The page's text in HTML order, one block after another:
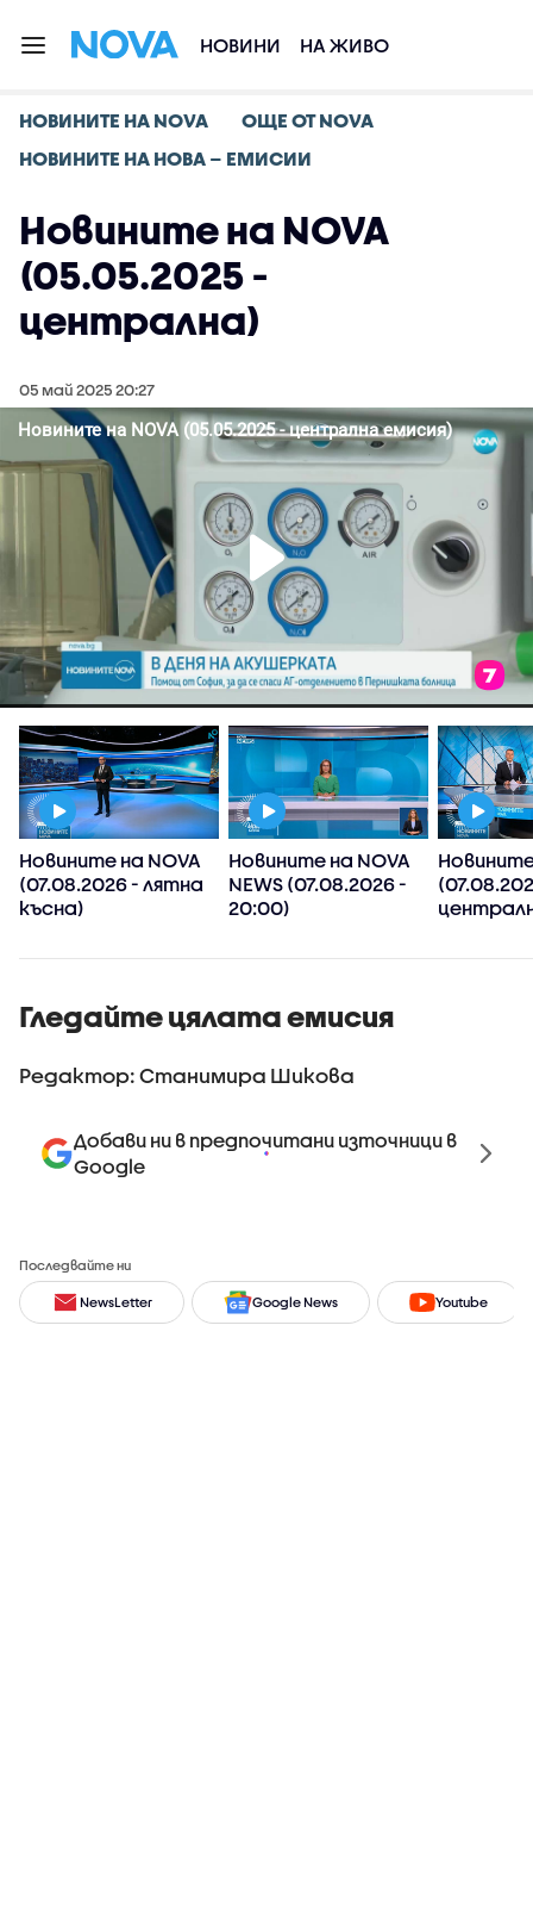
НОВИНИ НА ЖИВО
НОВИНИТЕ НА NOVA
ОЩЕ ОТ NOVA
НОВИНИТЕ НА НОВА – ЕМИСИИ
Новините на NOVA
(05.05.2025 -
централна)
05 май 2025 20:27
Новините на NOVA
(07.08.2026 - лятна
късна)
Новините на NOVA
NEWS (07.08.2026 -
20:00)
Гледайте цялата емисия
Редактор: Станимира Шикова
Добави ни в предпочитани източници в
Google
Последвайте ни
NewsLetter Google News Youtube